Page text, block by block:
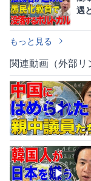
遇
もっと見る
関連動画（外部リ